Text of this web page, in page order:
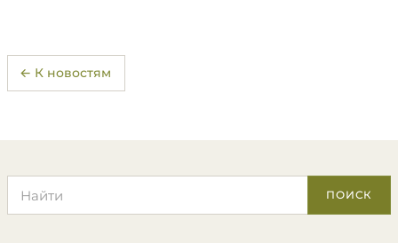
← К новостям
ПОИСК